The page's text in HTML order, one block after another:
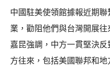
中國駐美使領館據報近期
業，勸阻他們與台灣開展
嘉昆強調，中方一貫堅決
方往來，包括美國聯邦和